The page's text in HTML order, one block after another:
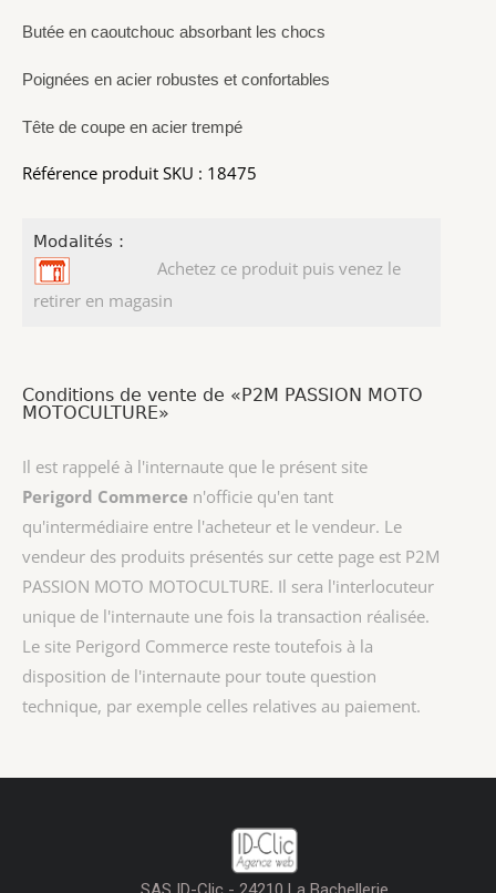
Butée en caoutchouc absorbant les chocs
Poignées en acier robustes et confortables
Tête de coupe en acier trempé
Référence produit SKU : 18475
Modalités :
Achetez ce produit puis venez le
retirer en magasin
Conditions de vente de «P2M PASSION MOTO
MOTOCULTURE»
Il est rappelé à l'internaute que le présent site
Perigord Commerce n'officie qu'en tant
qu'intermédiaire entre l'acheteur et le vendeur. Le
vendeur des produits présentés sur cette page est P2M
PASSION MOTO MOTOCULTURE. Il sera l'interlocuteur
unique de l'internaute une fois la transaction réalisée.
Le site Perigord Commerce reste toutefois à la
disposition de l'internaute pour toute question
technique, par exemple celles relatives au paiement.